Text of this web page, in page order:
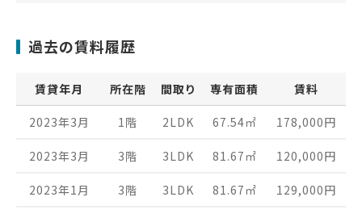
過去の賃料履歴
賃貸年月 所在階 間取り 専有面積 賃料
2023年3月 1階 2LDK 67.54㎡ 178,000円
2023年3月 3階 3LDK 81.67 ㎡ 120,000円
2023年1月 3階 3LDK 81.67 ㎡ 129,000円